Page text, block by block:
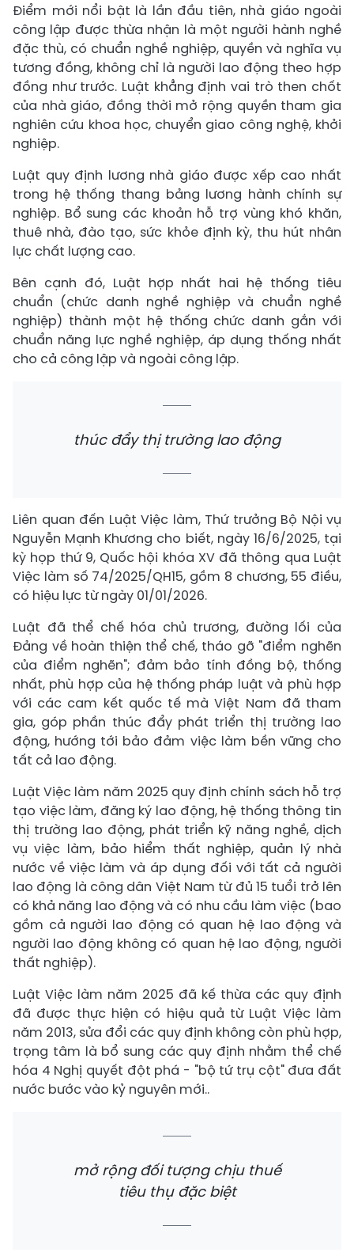
Điểm mới nổi bật là lần đầu tiên, nhà giáo ngoài
công lập được thừa nhận là một người hành nghề
đặc thù, có chuẩn nghề nghiệp, quyền và nghĩa vụ
tương đồng, không chỉ là người lao động theo hợp
đồng như trước. Luật khẳng định vai trò then chốt
của nhà giáo, đồng thời mở rộng quyền tham gia
nghiên cứu khoa học, chuyển giao công nghệ, khởi
nghiệp.
Luật quy định lương nhà giáo được xếp cao nhất
trong hệ thống thang bảng lương hành chính sự
nghiệp. Bổ sung các khoản hỗ trợ vùng khó khăn,
thuê nhà, đào tạo, sức khỏe định kỳ, thu hút nhân
lực chất lượng cao.
Bên cạnh đó, Luật hợp nhất hai hệ thống tiêu
chuẩn (chức danh nghề nghiệp và chuẩn nghề
nghiệp) thành một hệ thống chức danh gắn với
chuẩn năng lực nghề nghiệp, áp dụng thống nhất
cho cả công lập và ngoài công lập.
thúc đẩy thị trường lao động
Liên quan đến Luật Việc làm, Thứ trưởng Bộ Nội vụ
Nguyễn Mạnh Khương cho biết, ngày 16/6/2025, tại
kỳ họp thứ 9, Quốc hội khóa XV đã thông qua Luật
Việc làm số 74/2025/QH15, gồm 8 chương, 55 điều,
có hiệu lực từ ngày 01/01/2026.
Luật đã thể chế hóa chủ trương, đường lối của
Đảng về hoàn thiện thể chế, tháo gỡ "điểm nghẽn
của điểm nghẽn"; đảm bảo tính đồng bộ, thống
nhất, phù hợp của hệ thống pháp luật và phù hợp
với các cam kết quốc tế mà Việt Nam đã tham
gia, góp phần thúc đẩy phát triển thị trường lao
động, hướng tới bảo đảm việc làm bền vững cho
tất cả lao động.
Luật Việc làm năm 2025 quy định chính sách hỗ trợ
tạo việc làm, đăng ký lao động, hệ thống thông tin
thị trường lao động, phát triển kỹ năng nghề, dịch
vụ việc làm, bảo hiểm thất nghiệp, quản lý nhà
nước về việc làm và áp dụng đối với tất cả người
lao động là công dân Việt Nam từ đủ 15 tuổi trở lên
có khả năng lao động và có nhu cầu làm việc (bao
gồm cả người lao động có quan hệ lao động và
người lao động không có quan hệ lao động, người
thất nghiệp).
Luật Việc làm năm 2025 đã kế thừa các quy định
đã được thực hiện có hiệu quả từ Luật Việc làm
năm 2013, sửa đổi các quy định không còn phù hợp,
trọng tâm là bổ sung các quy định nhằm thể chế
hóa 4 Nghị quyết đột phá - "bộ tứ trụ cột" đưa đất
nước bước vào kỷ nguyên mới..
mở rộng đối tượng chịu thuế
tiêu thụ đặc biệt